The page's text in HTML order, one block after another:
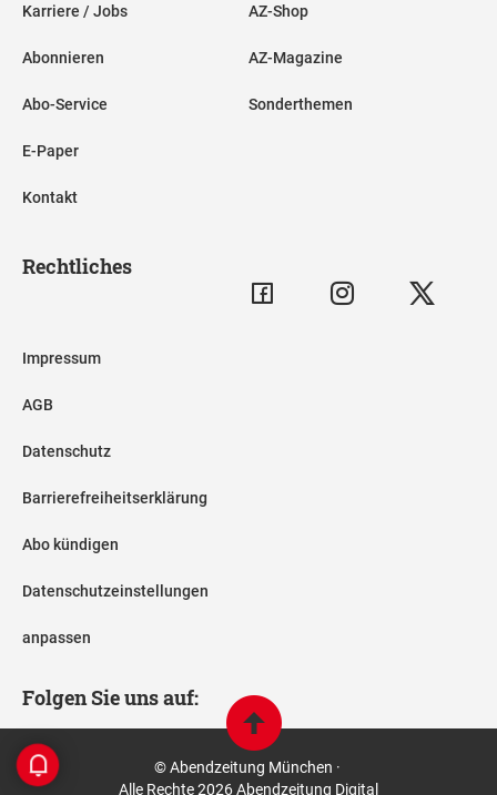
Karriere / Jobs
Abonnieren
Abo-Service
E-Paper
Kontakt
AZ-Shop
AZ-Magazine
Sonderthemen
Rechtliches
Impressum
AGB
Datenschutz
Barrierefreiheitserklärung
Abo kündigen
Datenschutzeinstellungen
anpassen
Folgen Sie uns auf:
© Abendzeitung München ·
Alle Rechte 2026 Abendzeitung Digital